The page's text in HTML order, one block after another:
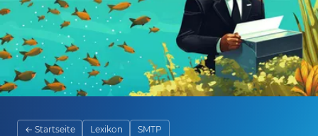
← Startseite Lexikon SMTP